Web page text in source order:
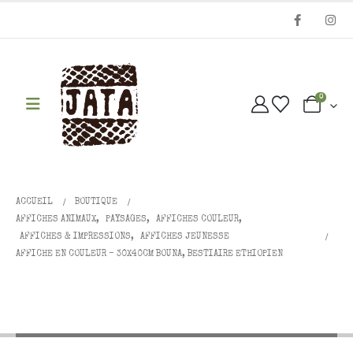
0
ACCUEIL
BOUTIQUE
AFFICHES ANIMAUX, PAYSAGES, AFFICHES COULEUR,
AFFICHES & IMPRESSIONS,
AFFICHES JEUNESSE
AFFICHE EN COULEUR – 30X40CM BOUNA, BESTIAIRE ETHIOPIEN